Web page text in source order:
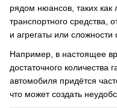
рядом нюансов, таких как
транспортного средства,
и агрегаты или сложности
Например, в настоящее
достаточного количества
автомобиля придётся
что может создать